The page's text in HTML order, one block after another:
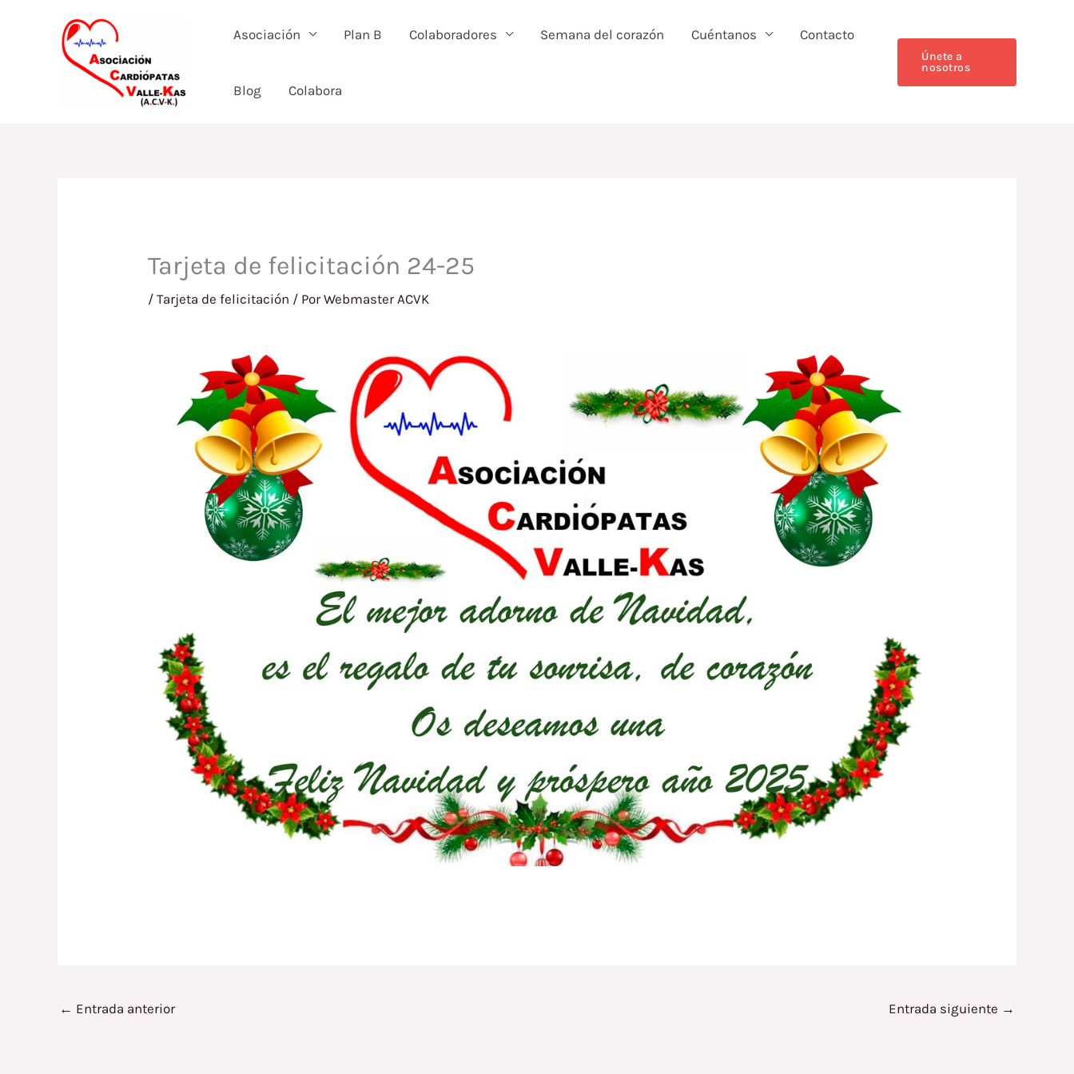
Asociación Plan B Colaboradores Semana del corazón Cuéntanos Contacto
Blog Colabora
Únete a
nosotros
Tarjeta de felicitación 24-25
/Tarjeta de felicitación / PorWebmaster ACVK
← Entrada anterior Entrada siguiente →